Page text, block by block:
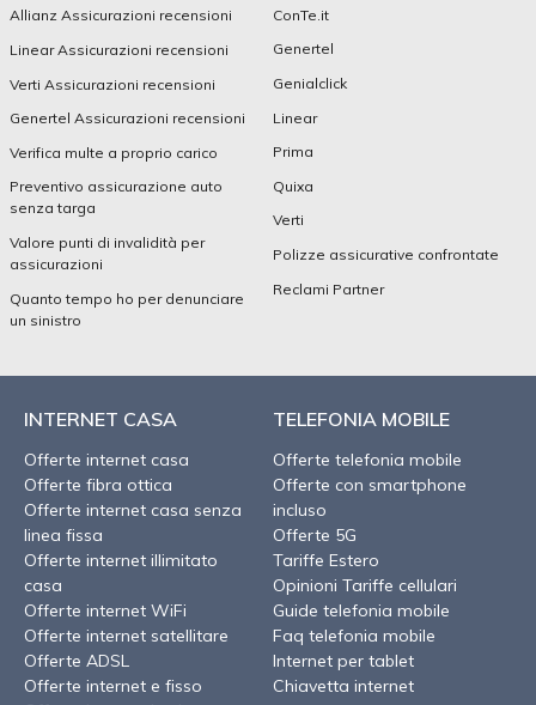
Allianz Assicurazioni recensioni
Linear Assicurazioni recensioni
Verti Assicurazioni recensioni
Genertel Assicurazioni recensioni
Verifica multe a proprio carico
Preventivo assicurazione auto
senza targa
Valore punti di invalidità per
assicurazioni
Quanto tempo ho per denunciare
un sinistro
ConTe.it
Genertel
Genialclick
Linear
Prima
Quixa
Verti
Polizze assicurative confrontate
Reclami Partner
INTERNET CASA
Offerte internet casa
Offerte fibra ottica
Offerte internet casa senza
linea fissa
Offerte internet illimitato
casa
Offerte internet WiFi
Offerte internet satellitare
Offerte ADSL
Offerte internet e fisso
TELEFONIA MOBILE
Offerte telefonia mobile
Offerte con smartphone
incluso
Offerte 5G
Tariffe Estero
Opinioni Tariffe cellulari
Guide telefonia mobile
Faq telefonia mobile
Internet per tablet
Chiavetta internet